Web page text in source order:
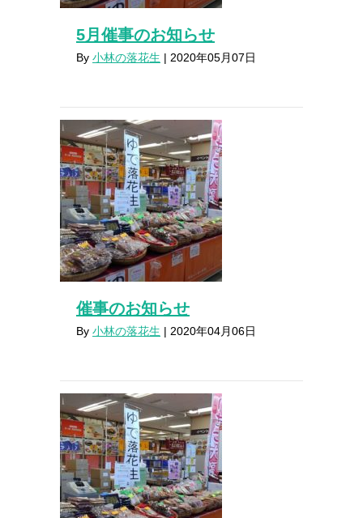
5月催事のお知らせ
By 小林の落花生 | 2020年05月07日
催事のお知らせ
By 小林の落花生 | 2020年04月06日